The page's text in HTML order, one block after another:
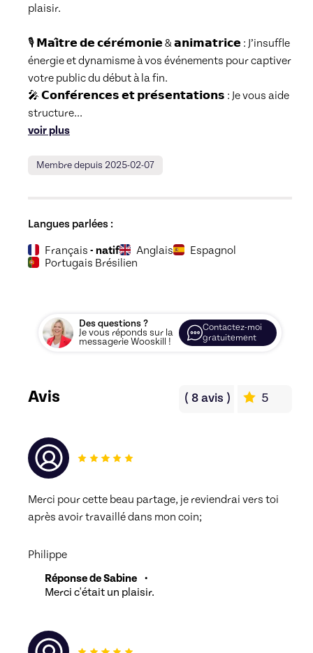
plaisir.
🎙️ 𝗠𝗮𝗶̂𝘁𝗿𝗲 𝗱𝗲 𝗰𝗲́𝗿𝗲́𝗺𝗼𝗻𝗶𝗲 & 𝗮𝗻𝗶𝗺𝗮𝘁𝗿𝗶𝗰𝗲 : J’insuffle
énergie et dynamisme à vos événements pour captiver
votre public du début à la fin.
🎤 𝗖𝗼𝗻𝗳𝗲́𝗿𝗲𝗻𝗰𝗲𝘀 𝗲𝘁 𝗽𝗿𝗲́𝘀𝗲𝗻𝘁𝗮𝘁𝗶𝗼𝗻𝘀 : Je vous aide
structure...
voir plus
Membre depuis 2025-02-07
Langues parlées :
Français - natif Anglais
Espagnol
Portugais Brésilien
Des questions ?
Je vous réponds sur la
messagerie Wooskill !
Contactez-moi
gratuitement
Avis ( 8avis ) 5
Merci pour cette beau partage, je reviendrai vers toi
après avoir travaillé dans mon coin;
Philippe
Réponse de Sabine
•
Merci c'était un plaisir.